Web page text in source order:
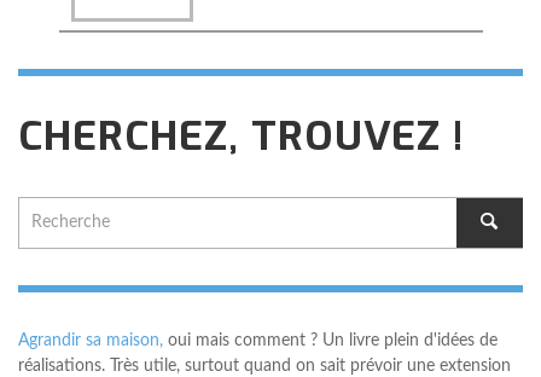
CHERCHEZ, TROUVEZ !
Agrandir sa maison, oui mais comment ? Un livre plein d'idées de
réalisations. Très utile, surtout quand on sait prévoir une extension